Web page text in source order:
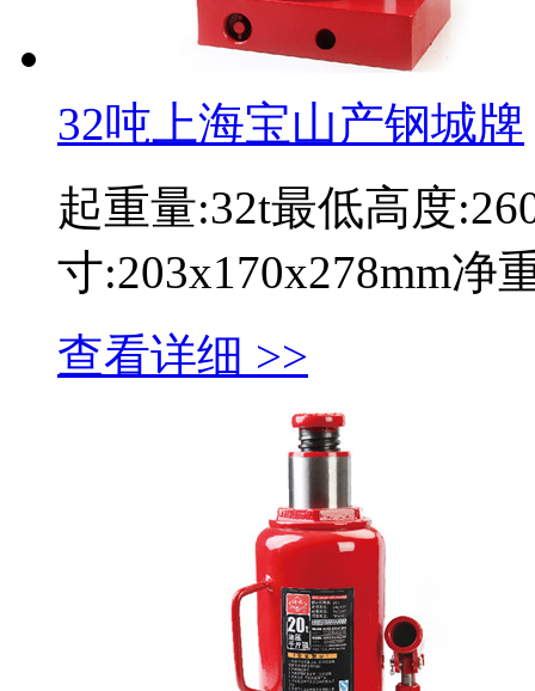
32吨上海宝山产钢城牌
起重量:32t最低高度
寸:203x170x278mm
查看详细 >>